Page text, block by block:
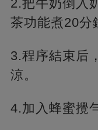
2.把牛奶倒入
茶功能煮20分
3.程序結束后
涼。
4.加入蜂蜜攪